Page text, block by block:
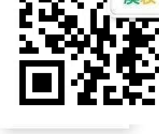
2025春季广州美博
展会活动